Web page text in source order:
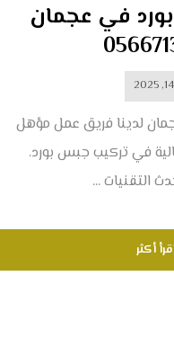
في عجمان
لدينا فريق عمل مؤهل
في تركيب جبس بورد.
التقنيات ...
أكثر